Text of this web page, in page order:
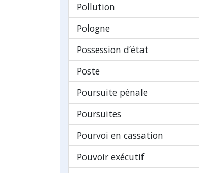
Pollution
Pologne
Possession d’état
Poste
Poursuite pénale
Poursuites
Pourvoi en cassation
Pouvoir exécutif